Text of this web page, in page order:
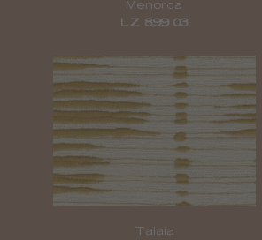
Menorca
LZ 899 03
Talaia